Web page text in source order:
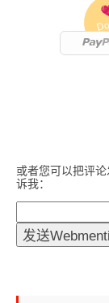
或者您可以把评
诉我：